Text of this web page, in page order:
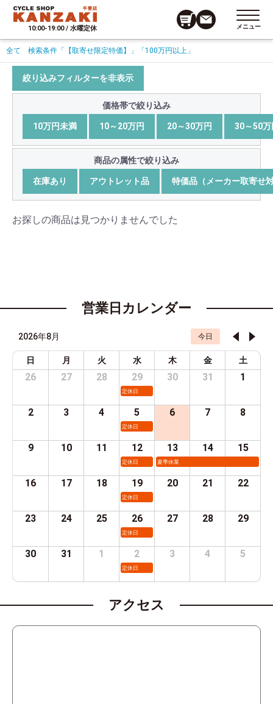
10:00-19:00 / 水曜定休 メニュー
全て 検索条件 「【取寄せ限定特価】」 「100万円以上」
絞り込みフィルターを非表示
価格帯で絞り込み
10万円未満 10～20万円 20～30万円 30～50万
商品の属性で絞り込み
在庫あり アウトレット品 特価品（メーカー取寄せ
お探しの商品は見つかりませんでした
営業日カレンダー
2026年8月 今日
日 月 火 水 木 金 土
26 27 28 29
定休日
30 31 1
2 3 4 5
定休日
6 7 8
9 10 11 12
定休日
13
夏季休業
14 15
16 17 18 19
定休日
20 21 22
23 24 25 26
定休日
27 28 29
30 31 1 2
定休日
3 4 5
アクセス